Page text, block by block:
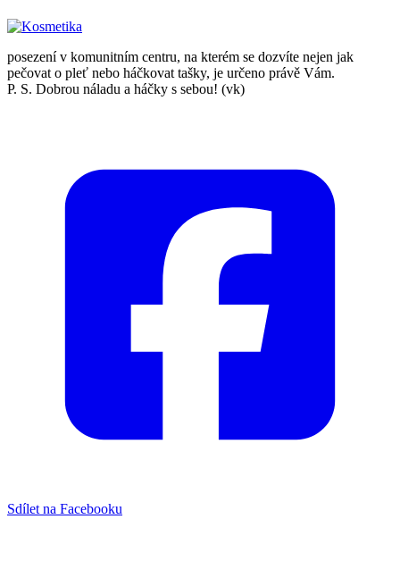
posezení v komunitním centru, na kterém se dozvíte nejen jak
pečovat o pleť nebo háčkovat tašky, je určeno právě Vám.
P. S. Dobrou náladu a háčky s sebou! (vk)
Sdílet na Facebooku